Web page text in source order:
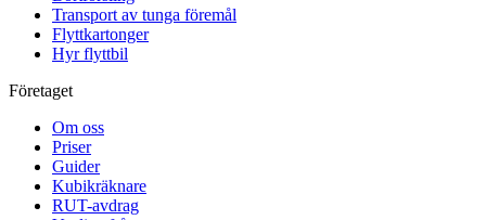
Transport av tunga föremål
Flyttkartonger
Hyr flyttbil
Företaget
Om oss
Priser
Guider
Kubikräknare
RUT-avdrag